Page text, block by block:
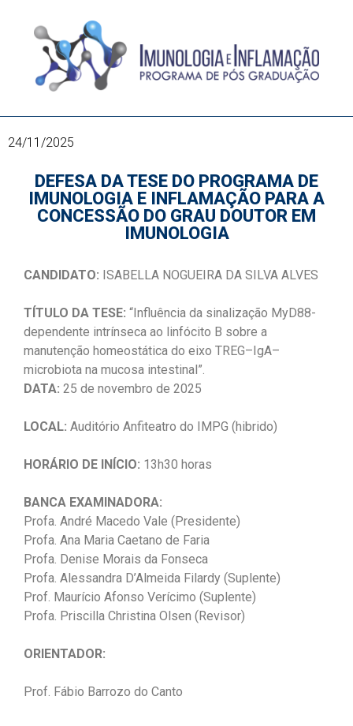
24/11/2025
DEFESA DA TESE DO PROGRAMA DE
IMUNOLOGIA E INFLAMAÇÃO PARA A
CONCESSÃO DO GRAU DOUTOR EM
IMUNOLOGIA
CANDIDATO: ISABELLA NOGUEIRA DA SILVA ALVES
TÍTULO DA TESE: “Influência da sinalização MyD88-
dependente intrínseca ao linfócito B sobre a
manutenção homeostática do eixo TREG–IgA–
microbiota na mucosa intestinal”.
DATA: 25 de novembro de 2025
LOCAL: Auditório Anfiteatro do IMPG (hibrido)
HORÁRIO DE INÍCIO: 13h30 horas
BANCA EXAMINADORA:
Profa. André Macedo Vale (Presidente)
Profa. Ana Maria Caetano de Faria
Profa. Denise Morais da Fonseca
Profa. Alessandra D’Almeida Filardy (Suplente)
Prof. Maurício Afonso Verícimo (Suplente)
Profa. Priscilla Christina Olsen (Revisor)
ORIENTADOR:
Prof. Fábio Barrozo do Canto